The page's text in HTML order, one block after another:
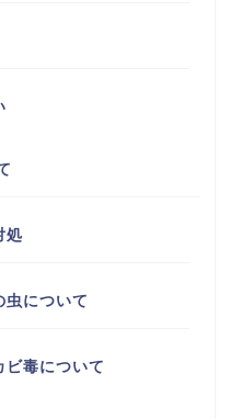
処
虫について
ビ毒について